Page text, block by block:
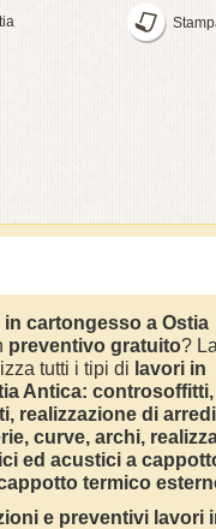
in cartongesso a Ostia
preventivo gratuito? La
tutti i tipi di lavori in
Antica: controsoffitti,
realizzazione di
curve, archi,
ed acustici a
termico
e preventivi lavori